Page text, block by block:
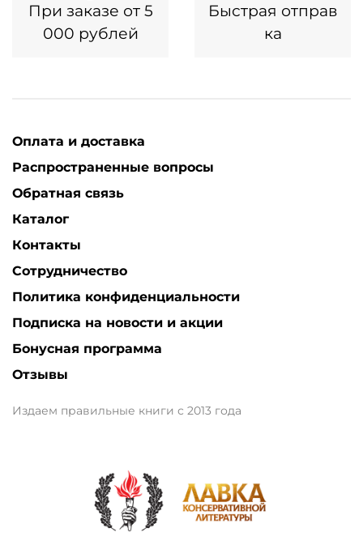
При заказе от 5
000 рублей
Быстрая отправ
ка
Оплата и доставка
Распространенные вопросы
Обратная связь
Каталог
Контакты
Сотрудничество
Политика конфиденциальности
Подписка на новости и акции
Бонусная программа
Отзывы
Издаем правильные книги с 2013 года